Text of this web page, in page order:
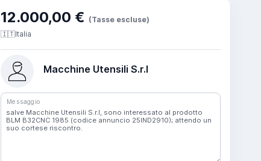
12.000,00 € (Tasse escluse)
🇮🇹Italia
Macchine Utensili S.r.l
Messaggio